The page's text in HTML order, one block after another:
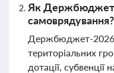
Як Держбюджет-
самоврядування?
Держбюджет-2026
територіальних
дотації, субвенції